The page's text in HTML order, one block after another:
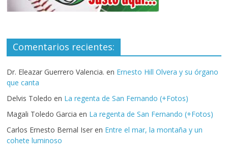
Comentarios recientes:
Dr. Eleazar Guerrero Valencia. en Ernesto Hill Olvera y su órgano
que canta
Delvis Toledo en La regenta de San Fernando (+Fotos)
Magali Toledo Garcia en La regenta de San Fernando (+Fotos)
Carlos Ernesto Bernal Iser en Entre el mar, la montaña y un
cohete luminoso